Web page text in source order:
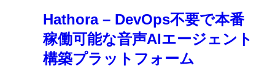
Hathora – DevOps不要で本番
稼働可能な音声AIエージェント
構築プラットフォーム